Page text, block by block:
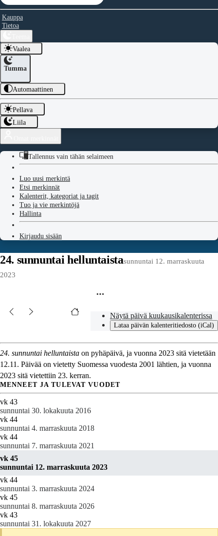
Kauppa
Tietoa
Vaalea
Tumma
Automaattinen
Pellava
Liila
Tallennus vain tähän selaimeen
Luo uusi merkintä
Etsi merkinnät
Kalenterit, kategoriat ja tagit
Tuo ja vie merkintöjä
Hallinta
Kirjaudu sisään
24. sunnuntai helluntaistasunnuntai 12. marraskuuta
2023
Näytä päivä kuukausikalenterissa
Lataa päivän kalenteritiedosto (iCal)
24. sunnuntai helluntaista on pyhäpäivä, ja vuonna 2023 sitä vietetään
12.11. Päivää on vietetty Suomessa vuodesta 2001 lähtien, ja vuonna
2023 sitä vietettiin 23. kerran.
MENNEET JA TULEVAT VUODET
vk 43
sunnuntai 30. lokakuuta 2016
vk 44
sunnuntai 4. marraskuuta 2018
vk 44
sunnuntai 7. marraskuuta 2021
vk 45
sunnuntai 12. marraskuuta 2023
vk 44
sunnuntai 3. marraskuuta 2024
vk 45
sunnuntai 8. marraskuuta 2026
vk 43
sunnuntai 31. lokakuuta 2027